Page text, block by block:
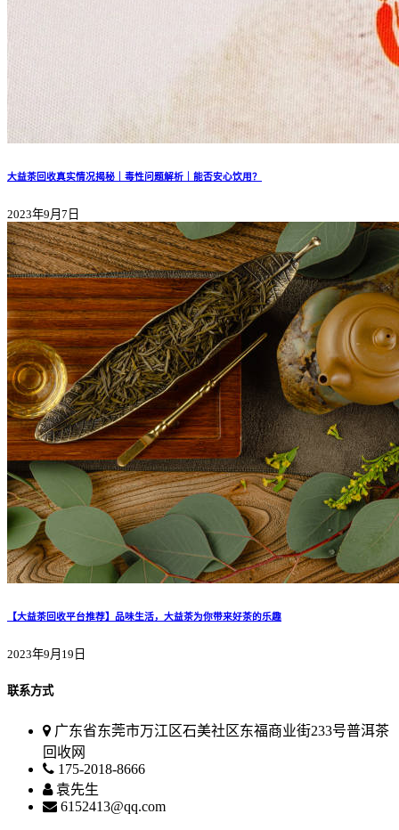
大益茶回收真实情况揭秘｜毒性问题解析｜能否安心饮用？
2023年9月7日
【大益茶回收平台推荐】品味生活，大益茶为你带来好茶的乐趣
2023年9月19日
联系方式
广东省东莞市万江区石美社区东福商业街233号普洱茶
回收网
175-2018-8666
袁先生
6152413@qq.com